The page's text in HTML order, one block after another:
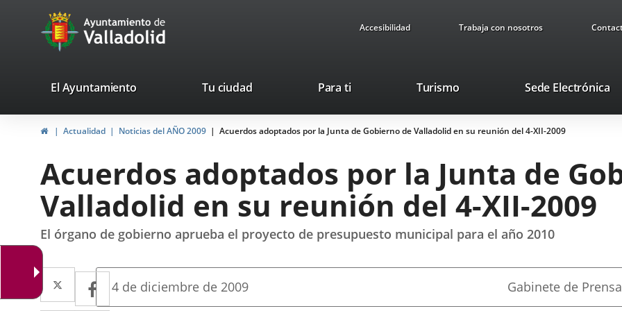
Portal
Web
Ayuntamiento
de
Accesibilidad Trabaja con nosotros
valladolid.es
El Ayuntamiento Tu ciudad Para ti TurismoThis
will
open
pop-
up
window.
Sede Electrónica
HomeActualidad Noticias del AÑO 2009 Acuerdos adoptados por la Junta de Gobierno de Valladolid en su reunión del 4-XII-2009
Acuerdos adoptados por la Junta de
Valladolid en su reunión del 4-XII-2009
El órgano de gobierno aprueba el proyecto de presupuesto municipal para el año 2010
Twitter
Enlace
a
Facebook
Enlace
Fecha
4 de diciembre de 2009 Fuente
Gabinete de Prensa